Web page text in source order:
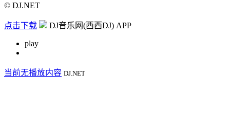
© DJ.NET
点击下载 DJ音乐网(西西DJ) APP
play
当前无播放内容 DJ.NET